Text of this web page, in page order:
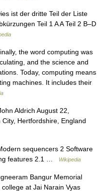
ist der dritte Teil der Liste
Teil 1 A A Teil 2 B–D
the word computing was
and the science and
Today, computing means
machines. It includes their
Aldrich August 22,
Hertfordshire, England
sequencers 2 Software
features 2.1 …
Wikipedia
Bangur Memorial
at Jai Narain Vyas